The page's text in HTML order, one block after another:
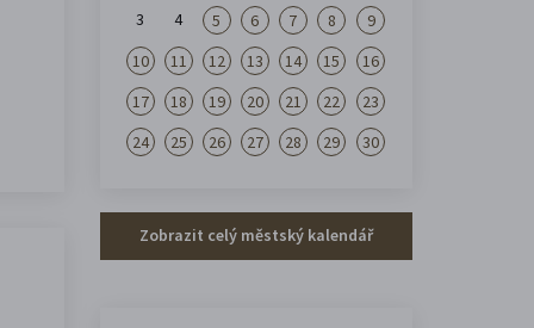
3
4 5 6 7 8
9
10
11 12 13 14 15
16
17
18 19 20 21 22
23
24
25 26 27 28 29 30
Zobrazit celý městský kalendář